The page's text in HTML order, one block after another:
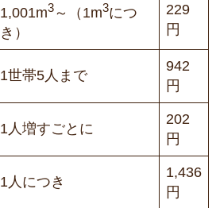
1,001m3～（1m3につ
き）
229
円
1世帯5人まで
942
円
1人増すごとに
202
円
1人につき
1,436
円